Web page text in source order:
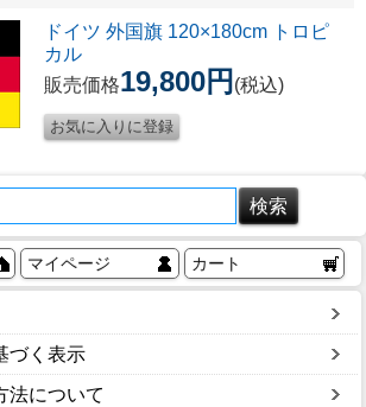
ドイツ 外国旗 120×180cm トロピ
カル
販売価格19,800円 (税込)
マイページ カート
づく表示
法について